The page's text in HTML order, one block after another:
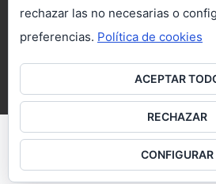
www.viajesacipiter.com
in**@************er.com
Política de
rechazar las no necesarias o
preferencias. Política de cookies
ACEPTAR
RECHAZAR
CONFIGURAR